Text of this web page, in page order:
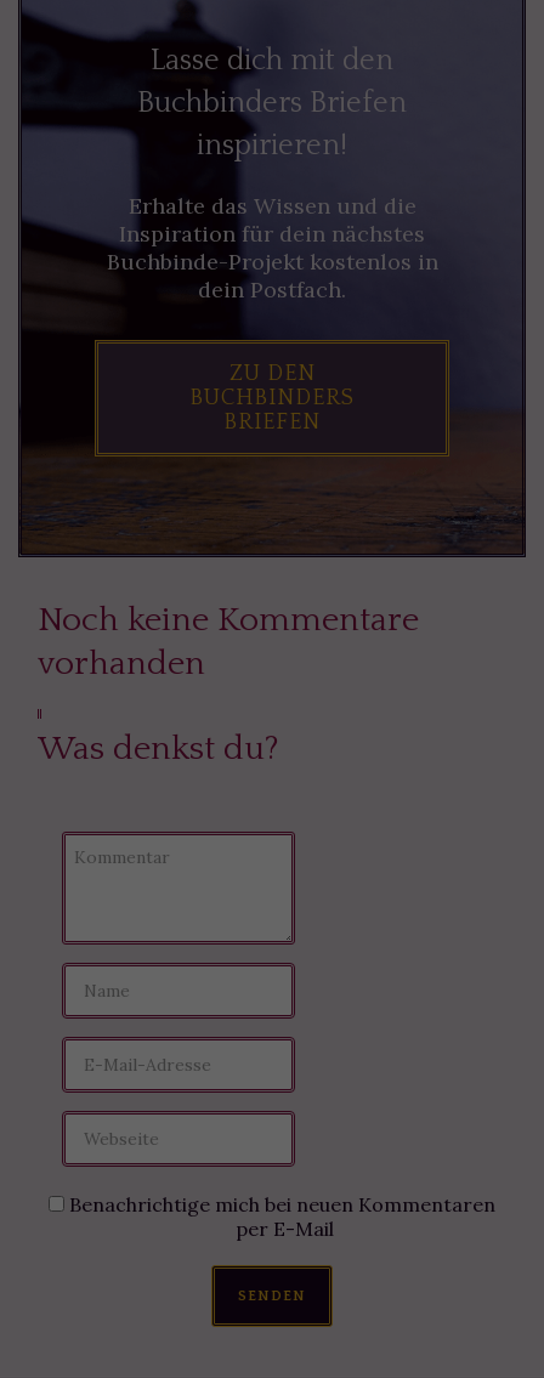
Lasse dich mit den
Buchbinders Briefen
inspirieren!
Erhalte das Wissen und die
Inspiration für dein nächstes
Buchbinde-Projekt kostenlos in
dein Postfach.
ZU DEN
BUCHBINDERS
BRIEFEN
Noch keine Kommentare
vorhanden
Was denkst du?
Benachrichtige mich bei neuen Kommentaren
per E-Mail
SENDEN